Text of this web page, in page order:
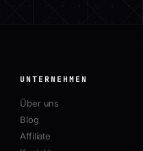
UNTERNEHMEN
Über uns
Blog
Affiliate